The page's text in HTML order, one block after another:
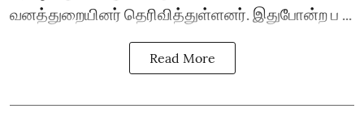
வனத்துறையினர் தெரிவித்துள்ளனர். இதுபோன்ற ப ...
Read More